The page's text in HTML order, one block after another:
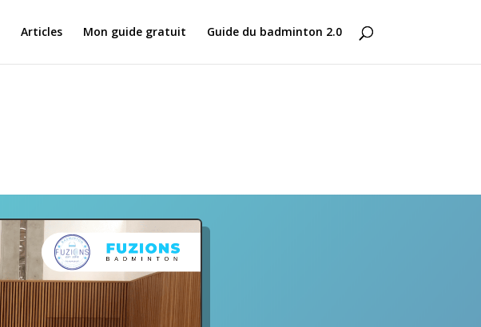
Articles Mon guide gratuit Guide du badminton 2.0